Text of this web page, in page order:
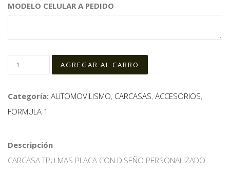
MODELO CELULAR A PEDIDO
Categoría: AUTOMOVILISMO, CARCASAS, ACCESORIOS,
FORMULA 1
Descripción
CARCASA TPU MAS PLACA CON DISEÑO PERSONALIZADO